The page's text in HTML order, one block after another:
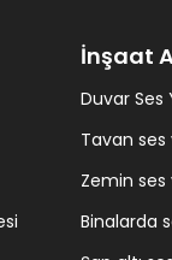
İnşaat
Duvar Ses
Tavan ses
Zemin ses
Binalarda